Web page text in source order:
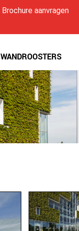
Brochure aanvragen
WANDROOSTERS